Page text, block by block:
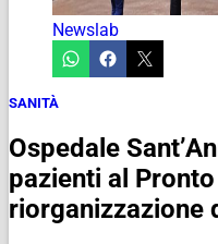
Newslab
SANITÀ
Ospedale
pazienti al
riorganizzazione